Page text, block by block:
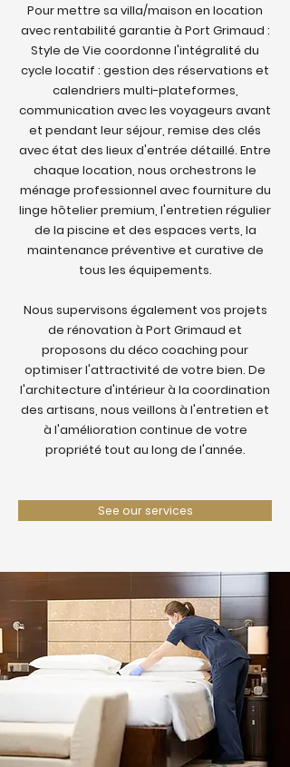
Pour mettre sa villa/maison en location
avec rentabilité garantie à Port Grimaud :
Style de Vie coordonne l'intégralité du
cycle locatif : gestion des réservations et
calendriers multi-plateformes,
communication avec les voyageurs avant
et pendant leur séjour, remise des clés
avec état des lieux d'entrée détaillé. Entre
chaque location, nous orchestrons le
ménage professionnel avec fourniture du
linge hôtelier premium, l'entretien régulier
de la piscine et des espaces verts, la
maintenance préventive et curative de
tous les équipements.
Nous supervisons également vos projets
de rénovation à Port Grimaud et
proposons du déco coaching pour
optimiser l'attractivité de votre bien. De
l'architecture d'intérieur à la coordination
des artisans, nous veillons à l'entretien et
à l'amélioration continue de votre
propriété tout au long de l'année.
See our services